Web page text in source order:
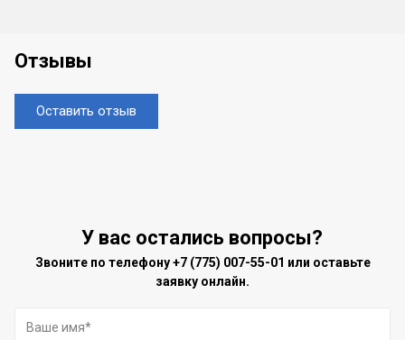
Отзывы
Оставить отзыв
У вас остались вопросы?
Звоните по телефону+7 (775) 007-55-01 или оставьте
заявку онлайн.